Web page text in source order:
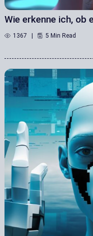
Wie erkenne ich, ob
1367 5 Min Read